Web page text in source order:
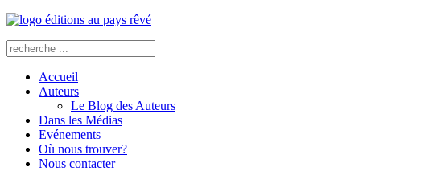
Accueil
Auteurs
Le Blog des Auteurs
Dans les Médias
Evénements
Où nous trouver?
Nous contacter